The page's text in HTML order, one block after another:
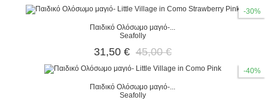
-30%
Παιδικό Ολόσωμο μαγιό-...
Seafolly
31,50 € 45,00 €
-40%
Παιδικό Ολόσωμο μαγιό-...
Seafolly